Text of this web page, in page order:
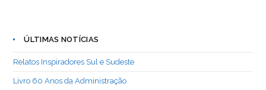
ÚLTIMAS NOTÍCIAS
Relatos Inspiradores Sul e Sudeste
Livro 60 Anos da Administração